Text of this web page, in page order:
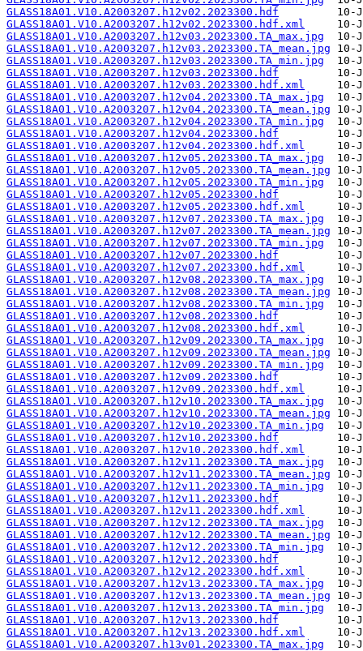
GLASS18A01.V10.A2003207.h12v02.2023300.hdf
GLASS18A01.V10.A2003207.h12v02.2023300.hdf.xml
GLASS18A01.V10.A2003207.h12v03.2023300.TA_max.jpg
GLASS18A01.V10.A2003207.h12v03.2023300.TA_mean.jpg
GLASS18A01.V10.A2003207.h12v03.2023300.TA_min.jpg
GLASS18A01.V10.A2003207.h12v03.2023300.hdf
GLASS18A01.V10.A2003207.h12v03.2023300.hdf.xml
GLASS18A01.V10.A2003207.h12v04.2023300.TA_max.jpg
GLASS18A01.V10.A2003207.h12v04.2023300.TA_mean.jpg
GLASS18A01.V10.A2003207.h12v04.2023300.TA_min.jpg
GLASS18A01.V10.A2003207.h12v04.2023300.hdf
GLASS18A01.V10.A2003207.h12v04.2023300.hdf.xml
GLASS18A01.V10.A2003207.h12v05.2023300.TA_max.jpg
GLASS18A01.V10.A2003207.h12v05.2023300.TA_mean.jpg
GLASS18A01.V10.A2003207.h12v05.2023300.TA_min.jpg
GLASS18A01.V10.A2003207.h12v05.2023300.hdf
GLASS18A01.V10.A2003207.h12v05.2023300.hdf.xml
GLASS18A01.V10.A2003207.h12v07.2023300.TA_max.jpg
GLASS18A01.V10.A2003207.h12v07.2023300.TA_mean.jpg
GLASS18A01.V10.A2003207.h12v07.2023300.TA_min.jpg
GLASS18A01.V10.A2003207.h12v07.2023300.hdf
GLASS18A01.V10.A2003207.h12v07.2023300.hdf.xml
GLASS18A01.V10.A2003207.h12v08.2023300.TA_max.jpg
GLASS18A01.V10.A2003207.h12v08.2023300.TA_mean.jpg
GLASS18A01.V10.A2003207.h12v08.2023300.TA_min.jpg
GLASS18A01.V10.A2003207.h12v08.2023300.hdf
GLASS18A01.V10.A2003207.h12v08.2023300.hdf.xml
GLASS18A01.V10.A2003207.h12v09.2023300.TA_max.jpg
GLASS18A01.V10.A2003207.h12v09.2023300.TA_mean.jpg
GLASS18A01.V10.A2003207.h12v09.2023300.TA_min.jpg
GLASS18A01.V10.A2003207.h12v09.2023300.hdf
GLASS18A01.V10.A2003207.h12v09.2023300.hdf.xml
GLASS18A01.V10.A2003207.h12v10.2023300.TA_max.jpg
GLASS18A01.V10.A2003207.h12v10.2023300.TA_mean.jpg
GLASS18A01.V10.A2003207.h12v10.2023300.TA_min.jpg
GLASS18A01.V10.A2003207.h12v10.2023300.hdf
GLASS18A01.V10.A2003207.h12v10.2023300.hdf.xml
GLASS18A01.V10.A2003207.h12v11.2023300.TA_max.jpg
GLASS18A01.V10.A2003207.h12v11.2023300.TA_mean.jpg
GLASS18A01.V10.A2003207.h12v11.2023300.TA_min.jpg
GLASS18A01.V10.A2003207.h12v11.2023300.hdf
GLASS18A01.V10.A2003207.h12v11.2023300.hdf.xml
GLASS18A01.V10.A2003207.h12v12.2023300.TA_max.jpg
GLASS18A01.V10.A2003207.h12v12.2023300.TA_mean.jpg
GLASS18A01.V10.A2003207.h12v12.2023300.TA_min.jpg
GLASS18A01.V10.A2003207.h12v12.2023300.hdf
GLASS18A01.V10.A2003207.h12v12.2023300.hdf.xml
GLASS18A01.V10.A2003207.h12v13.2023300.TA_max.jpg
GLASS18A01.V10.A2003207.h12v13.2023300.TA_mean.jpg
GLASS18A01.V10.A2003207.h12v13.2023300.TA_min.jpg
GLASS18A01.V10.A2003207.h12v13.2023300.hdf
GLASS18A01.V10.A2003207.h12v13.2023300.hdf.xml
GLASS18A01.V10.A2003207.h13v01.2023300.TA_max.jpg